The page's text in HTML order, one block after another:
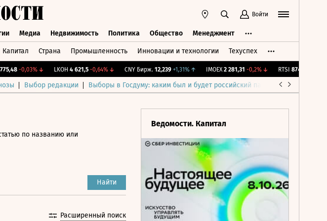
Войти
Медиа Недвижимость Политика Общество Менеджмент
Капитал Страна Промышленность Инновации и технологии Техуспех
-0,03%↓ LKOH 4 621,5 -0,64%↓ CNY Бирж. 12,239 +1,31%↑ IMOEX 2 281,31 -0,2%↓ RTSI 874,64
Выбор редакции Выборы в Госдуму: каким был и будет российский парламент
по названию или
Найти
Расширенный поиск
Ведомости. Капитал